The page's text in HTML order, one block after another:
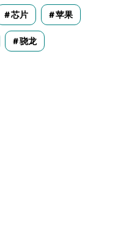
芯片 苹果
骁龙